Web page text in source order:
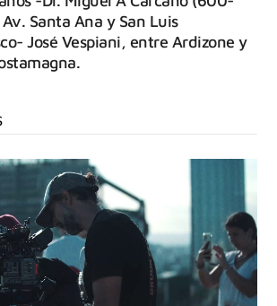
Santa Ana y San Luis
José Vespiani, entre Ardizone y